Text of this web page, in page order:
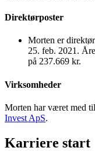
Direktørposter
Morten er
25. feb. 2021.
på 237.669 kr.
Virksomheder
Morten har været med
Invest ApS.
Karriere start